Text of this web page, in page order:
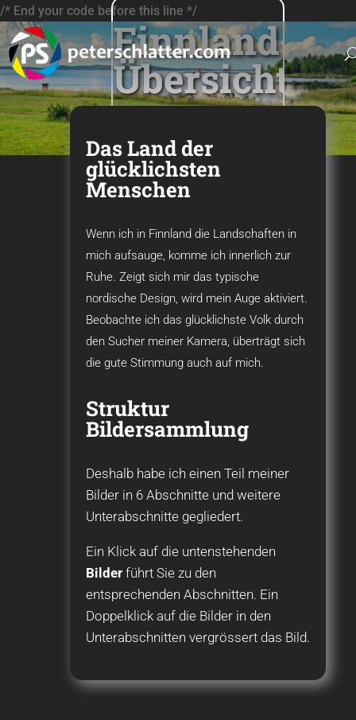
/* End your code before this line */
Finnland-
Übersicht
Das Land der
glücklichsten
Menschen
Wenn ich in Finnland die Landschaften in
mich aufsauge, komme ich innerlich zur
Ruhe. Zeigt sich mir das typische
nordische Design, wird mein Auge aktiviert.
Beobachte ich das glücklichste Volk durch
den Sucher meiner Kamera, überträgt sich
die gute Stimmung auch auf mich.
Struktur
Bildersammlung
Deshalb habe ich einen Teil meiner
Bilder in 6 Abschnitte und weitere
Unterabschnitte gegliedert.
Ein Klick auf die untenstehenden
Bilderführt Sie zu den
entsprechenden Abschnitten. Ein
Doppelklick auf die Bilder in den
Unterabschnitten vergrössert das Bild.